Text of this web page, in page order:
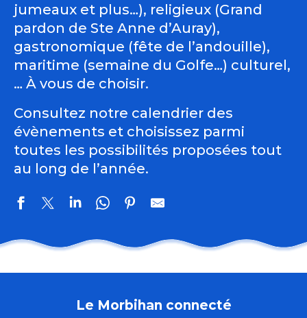
jumeaux et plus…), religieux (Grand
pardon de Ste Anne d’Auray),
gastronomique (fête de l’andouille),
maritime (semaine du Golfe…) culturel,
… À vous de choisir.
Consultez notre calendrier des
évènements et choisissez parmi
toutes les possibilités proposées tout
au long de l’année.
Les Virtuoses de Chambre de Cologne
Atelier créatif avec Cécile White - Leporello (livre
Le Morbihan connecté